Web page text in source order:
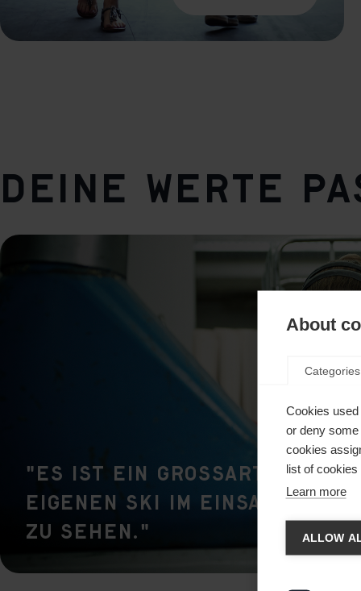
Deine Werte
"Es ist ein grossartiges
eigenen Ski im Einsatz bei
zu sehen."
About
Categories
Cookies
or deny
cookies
list of cookies
Learn more
ALLOW